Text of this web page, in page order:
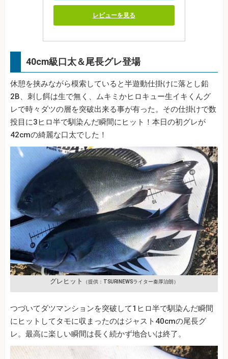
レビューを見る
40cm級口太＆尾長グレ登場
休憩を挟みながら模索していると半遊動仕掛けに落とし鉛
2B、刺し餌は生で無く、ムキミかヒロキュー生イキくんグ
レで時々ダツの層を突破出来る事が有った。その仕掛けで数
投目に3ヒロ半で馴染んだ瞬間にヒット！本日の初グレが
42cmの綺麗な口太でした！
グレヒット （提供：TSURINEWSライター秦厚治朗）
つづいてダツマンションを突破して1ヒロ半で馴染んだ瞬間
にヒットしてタモに収まったのはジャスト40cmの尾長グ
レ。最高に楽しい瞬間は長く続かず地合いは終了。